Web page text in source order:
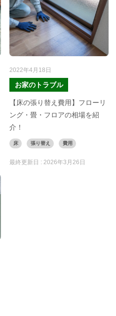
2022年4月18日
お家のトラブル
【床の張り替え費用】フローリ
ング・畳・フロアの相場を紹
介！
床 張り替え 費用
最終更新日 :2026年3月26日